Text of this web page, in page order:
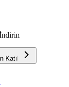
Katıl